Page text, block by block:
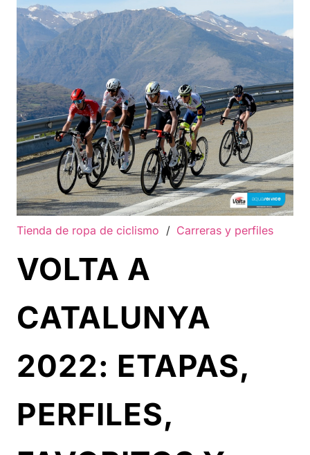
Tienda de ropa de ciclismo / Carreras y perfiles
VOLTA A
CATALUNYA
2022: ETAPAS,
PERFILES,